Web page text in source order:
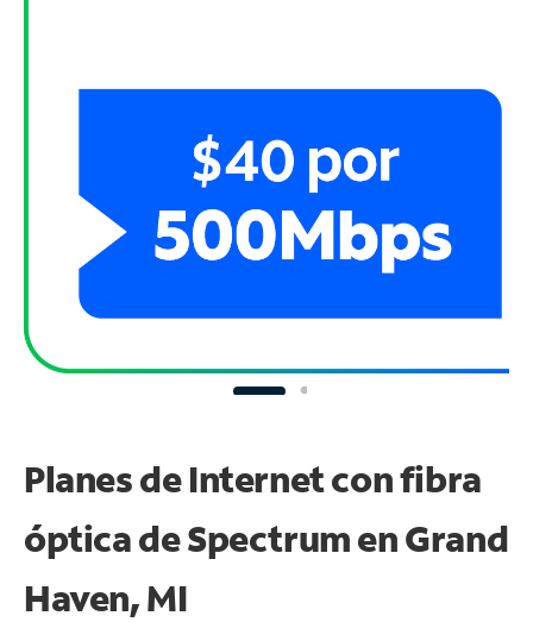
Planes de Internet con fibra
óptica de Spectrum en Grand
Haven, MI